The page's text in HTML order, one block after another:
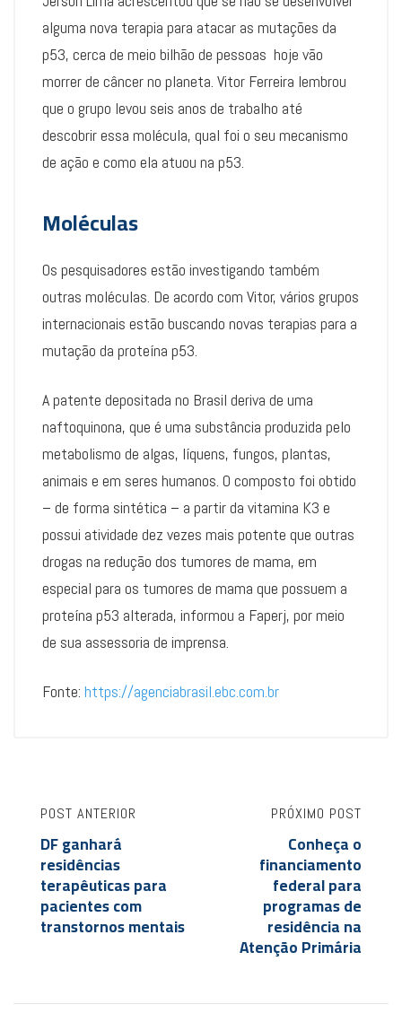
alguma nova terapia para atacar as mutações da
p53, cerca de meio bilhão de pessoas hoje vão
morrer de câncer no planeta. Vitor Ferreira lembrou
que o grupo levou seis anos de trabalho até
descobrir essa molécula, qual foi o seu mecanismo
de ação e como ela atuou na p53.
Moléculas
Os pesquisadores estão investigando também
outras moléculas. De acordo com Vitor, vários grupos
internacionais estão buscando novas terapias para a
mutação da proteína p53.
A patente depositada no Brasil deriva de uma
naftoquinona, que é uma substância produzida pelo
metabolismo de algas, líquens, fungos, plantas,
animais e em seres humanos. O composto foi obtido
– de forma sintética – a partir da vitamina K3 e
possui atividade dez vezes mais potente que outras
drogas na redução dos tumores de mama, em
especial para os tumores de mama que possuem a
proteína p53 alterada, informou a Faperj, por meio
de sua assessoria de imprensa.
Fonte: https://agenciabrasil.ebc.com.br
POST ANTERIOR
DF ganhará
residências
terapêuticas para
pacientes com
transtornos mentais
PRÓXIMO POST
Conheça o
financiamento
federal para
programas de
residência na
Atenção Primária